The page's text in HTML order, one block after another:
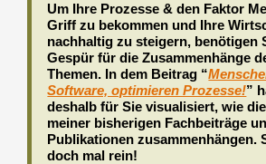
Um Ihre Prozesse & den Faktor
Griff zu bekommen und Ihre
nachhaltig zu steigern, benötigen
Gespür für die Zusammenhänge
Themen. In dem Beitrag “
Software, optimieren Prozesse!”
deshalb für Sie visualisiert, wie
meiner bisherigen Fachbeiträge
Publikationen zusammenhängen.
doch mal rein!